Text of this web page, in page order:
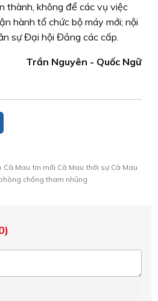
thành, không để các vụ việc
hành tổ chức bộ máy mới; nội
sự Đại hội Đảng các cấp.
Trần Nguyên - Quốc Ngữ
Cà Mau tin mới Cà Mau thời sự Cà Mau
chống tham nhũng